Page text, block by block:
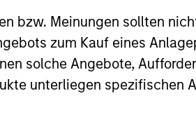
bzw. Meinungen sollten
zum Kauf eines
solche Angebote,
unterliegen spezifischen